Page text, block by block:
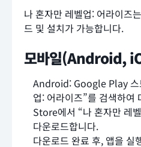
나 혼자만 레벨업: 어라이즈
드 및 설치가 가능합니다.
모바일(Android,
Android: Google Play 스
업: 어라이즈”를 검색하
Store에서 “나 혼자만 레
다운로드합니다.
다운로드 완료 후, 앱을 실